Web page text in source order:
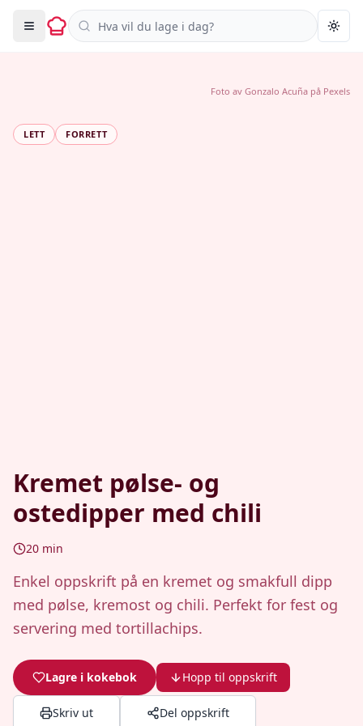
Søk i oppskrifter
LETT FORRETT
Kremet pølse- og
ostedipper med chili
20 min
Enkel oppskrift på en kremet og smakfull dipp
med pølse, kremost og chili. Perfekt for fest og
servering med tortillachips.
Lagre i kokebok Hopp til oppskrift
Skriv ut Del oppskrift
Foto av Gonzalo Acuña på Pexels